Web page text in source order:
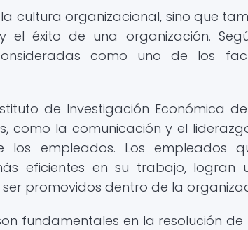
cultura organizacional, sino que
éxito de una organización.
como uno de los
de Investigación Económica
como la comunicación y el
empleados. Los empleados
eficientes en su trabajo, logran
promovidos dentro de la
fundamentales en la resolución